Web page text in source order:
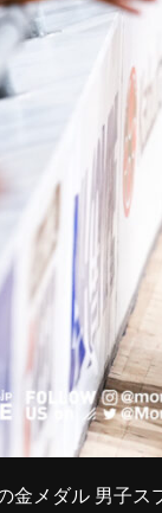
金メダル 男子